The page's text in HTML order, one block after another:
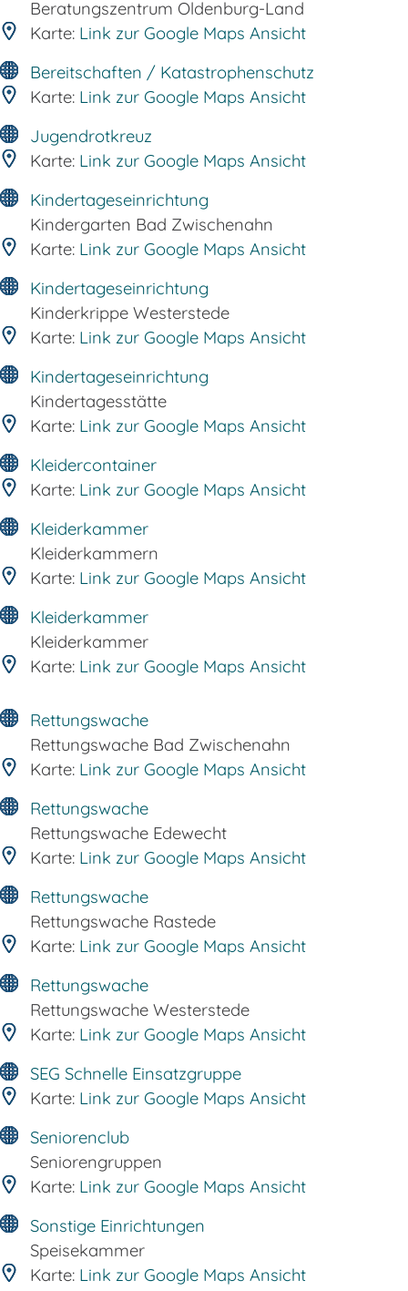
Beratungszentrum Oldenburg-Land
Karte: Link zur Google Maps Ansicht
Bereitschaften / Katastrophenschutz
Karte: Link zur Google Maps Ansicht
Jugendrotkreuz
Karte: Link zur Google Maps Ansicht
Kindertageseinrichtung
Kindergarten Bad Zwischenahn
Karte: Link zur Google Maps Ansicht
Kindertageseinrichtung
Kinderkrippe Westerstede
Karte: Link zur Google Maps Ansicht
Kindertageseinrichtung
Kindertagesstätte
Karte: Link zur Google Maps Ansicht
Kleidercontainer
Karte: Link zur Google Maps Ansicht
Kleiderkammer
Kleiderkammern
Karte: Link zur Google Maps Ansicht
Kleiderkammer
Kleiderkammer
Karte: Link zur Google Maps Ansicht
Rettungswache
Rettungswache Bad Zwischenahn
Karte: Link zur Google Maps Ansicht
Rettungswache
Rettungswache Edewecht
Karte: Link zur Google Maps Ansicht
Rettungswache
Rettungswache Rastede
Karte: Link zur Google Maps Ansicht
Rettungswache
Rettungswache Westerstede
Karte: Link zur Google Maps Ansicht
SEG Schnelle Einsatzgruppe
Karte: Link zur Google Maps Ansicht
Seniorenclub
Seniorengruppen
Karte: Link zur Google Maps Ansicht
Sonstige Einrichtungen
Speisekammer
Karte: Link zur Google Maps Ansicht